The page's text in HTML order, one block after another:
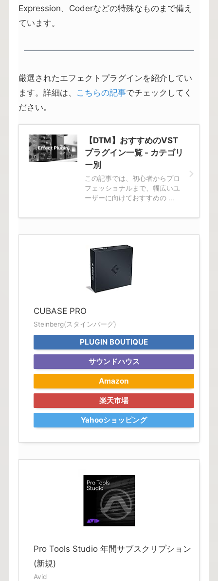
Expression、Coderなどの特殊なものまで備え
ています。
厳選されたエフェクトプラグインを紹介してい
ます。詳細は、
こちらの記事でチェックしてく
ださい。
【DTM】おすすめのVST
プラグイン一覧 - カテゴリ
ー別
この記事では、初心者からプロ
フェッショナルまで、幅広いユ
ーザーに向けておすすめの ...
CUBASE PRO
Steinberg(スタインバーグ)
PLUGIN BOUTIQUE
サウンドハウス
Amazon
楽天市場
Yahooショッピング
Pro Tools Studio 年間サブスクリプション
(新規)
Avid